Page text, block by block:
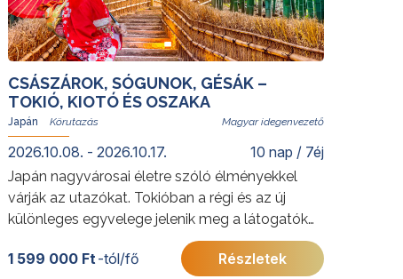
CSÁSZÁROK, SÓGUNOK, GÉSÁK –
TOKIÓ, KIOTÓ ÉS OSZAKA
Japán Magyar idegenvezető
2026.10.08. - 2026.10.17. 10 nap / 7éj
Japán nagyvárosai életre szóló élményekkel
várják az utazókat. Tokióban a régi és az új
különleges egyvelege jelenik meg a látogatók
előtt hagyományos szent templomai és
modern felhőkarcolói által, míg Kiotóban ősi
1 599 000 Ft-tól/fő Részletek